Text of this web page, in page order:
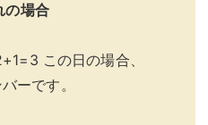
の場合
この日の場合、
ーです。